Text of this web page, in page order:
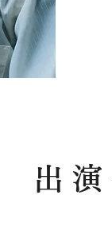
出 演